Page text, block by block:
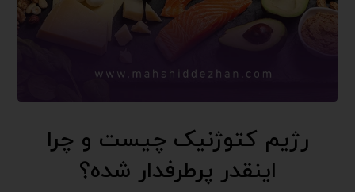
رژیم کتوژنیک چیست و چرا
اینقدر پرطرفدار شده؟